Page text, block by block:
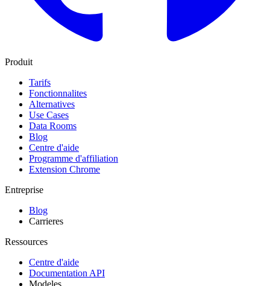
Produit
Tarifs
Fonctionnalites
Alternatives
Use Cases
Data Rooms
Blog
Centre d'aide
Programme d'affiliation
Extension Chrome
Entreprise
Blog
Carrieres
Ressources
Centre d'aide
Documentation API
Modeles